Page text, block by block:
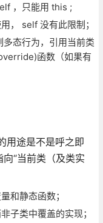
，只能用 this ;
， self 没有此限制；
态行为，引用当前类
函数（如果有
用途是不是呼之即
“当前类（及类实
和静态函数；
子类中覆盖的实现；